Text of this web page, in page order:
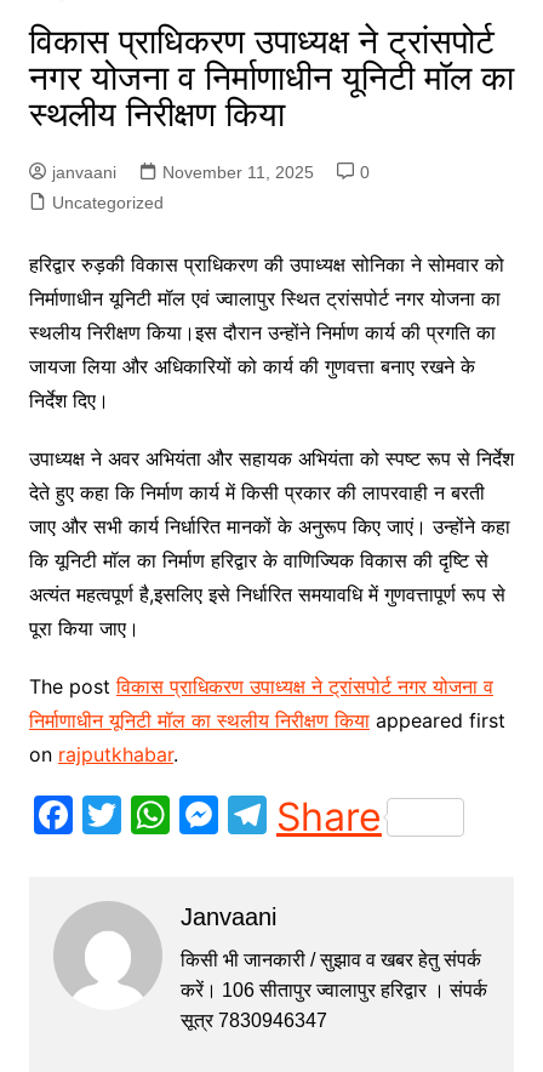
विकास प्राधिकरण उपाध्यक्ष ने ट्रांसपोर्ट
नगर योजना व निर्माणाधीन यूनिटी मॉल का
स्थलीय निरीक्षण किया
janvaani November 11, 2025
0
Uncategorized
हरिद्वार रुड़की विकास प्राधिकरण की उपाध्यक्ष सोनिका ने सोमवार को
निर्माणाधीन यूनिटी मॉल एवं ज्वालापुर स्थित ट्रांसपोर्ट नगर योजना का
स्थलीय निरीक्षण किया।इस दौरान उन्होंने निर्माण कार्य की प्रगति का
जायजा लिया और अधिकारियों को कार्य की गुणवत्ता बनाए रखने के
निर्देश दिए।
उपाध्यक्ष ने अवर अभियंता और सहायक अभियंता को स्पष्ट रूप से निर्देश
देते हुए कहा कि निर्माण कार्य में किसी प्रकार की लापरवाही न बरती
जाए और सभी कार्य निर्धारित मानकों के अनुरूप किए जाएं। उन्होंने कहा
कि यूनिटी मॉल का निर्माण हरिद्वार के वाणिज्यिक विकास की दृष्टि से
अत्यंत महत्वपूर्ण है,इसलिए इसे निर्धारित समयावधि में गुणवत्तापूर्ण रूप से
पूरा किया जाए।
The postविकास प्राधिकरण उपाध्यक्ष ने ट्रांसपोर्ट नगर योजना व
निर्माणाधीन यूनिटी मॉल का स्थलीय निरीक्षण कियाappeared first
on rajputkhabar.
F
c
e
b
o
T
itt
er
W
s
A
p
p
M
s
e
n
T
el
gr
a
m
Share
Janvaani
किसी भी जानकारी / सुझाव व खबर हेतु संपर्क
करें। 106 सीतापुर ज्वालापुर हरिद्वार । संपर्क
सूत्र 7830946347